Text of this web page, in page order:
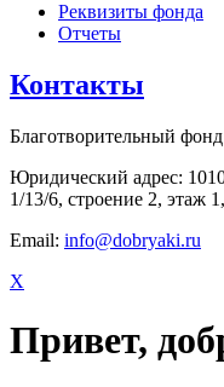
Реквизиты фонда
Отчеты
Контакты
Благотворительный
Юридический адрес:
1/13/6, строение 2, этаж
Email: info@dobryaki.ru
X
Привет,